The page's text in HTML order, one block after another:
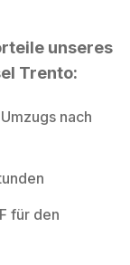
unseres
Trento:
nach
für den